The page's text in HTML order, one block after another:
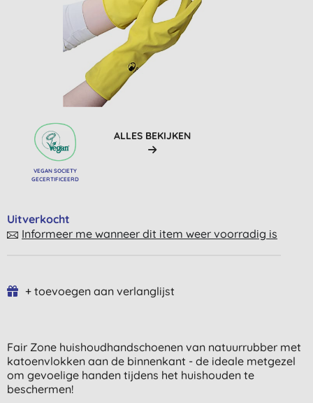
VEGAN SOCIETY
GECERTIFICEERD
ALLES BEKIJKEN
Uitverkocht
Informeer me wanneer dit item weer voorradig is
+ toevoegen aan verlanglijst
Fair Zone huishoudhandschoenen van natuurrubber met
katoenvlokken aan de binnenkant - de ideale metgezel
om gevoelige handen tijdens het huishouden te
beschermen!